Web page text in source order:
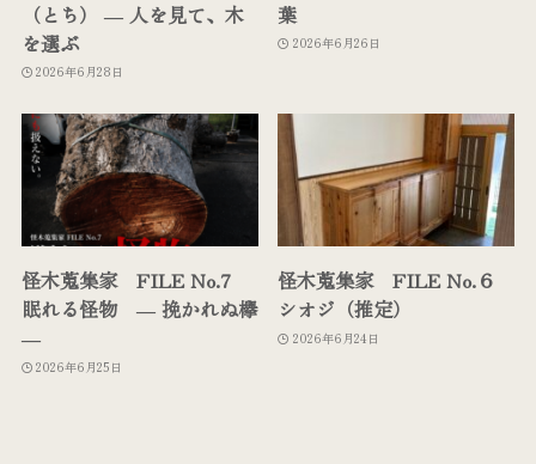
（とち） ― 人を見て、木
を選ぶ
2026年6月28日
葉
2026年6月26日
怪木蒐集家 FILE No.7
眠れる怪物 ― 挽かれぬ欅
―
2026年6月25日
怪木蒐集家 FILE No.６
シオジ（推定）
2026年6月24日